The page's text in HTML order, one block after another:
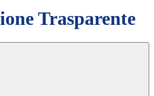
Trasparente